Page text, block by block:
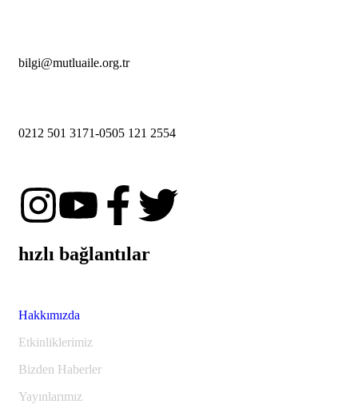
bilgi@mutluaile.org.tr
0212 501 3171-0505 121 2554
hızlı bağlantılar
Hakkımızda
Etkinliklerimiz
Bizden Haberler
Yayınlarımız